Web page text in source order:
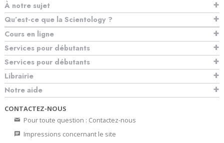
À notre sujet
Qu’est-ce que la Scientology ?
Cours en ligne
Services pour débutants
Services pour débutants
Librairie
Notre aide
CONTACTEZ-NOUS
Pour toute question : Contactez-nous
Impressions concernant le site